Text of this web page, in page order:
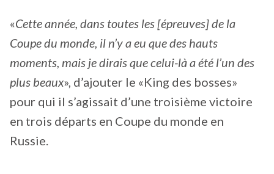
«Cette année, dans toutes les [épreuves] de la
Coupe du monde, il n’y a eu que des hauts
moments, mais je dirais que celui-là a été l’un des
plus beaux», d’ajouter le «King des bosses»
pour qui il s’agissait d’une troisième victoire
en trois départs en Coupe du monde en
Russie.